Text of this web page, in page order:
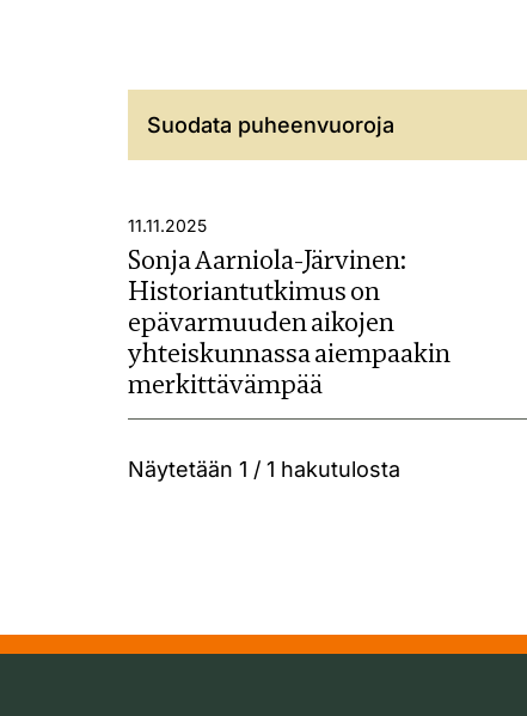
Suodata puheenvuoroja
11.11.2025
Sonja Aarniola-Järvinen:
Historiantutkimus on
epävarmuuden aikojen
yhteiskunnassa aiempaakin
merkittävämpää
Näytetään 1 / 1 hakutulosta